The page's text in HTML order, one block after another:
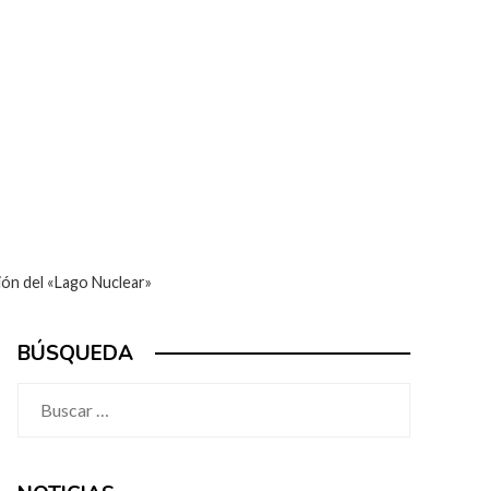
del «Lago Nuclear»
BÚSQUEDA